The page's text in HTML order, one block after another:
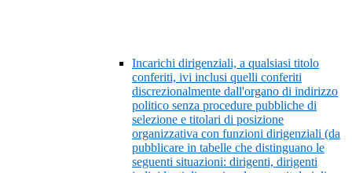
Incarichi dirigenziali, a qualsiasi titolo
conferiti, ivi inclusi quelli conferiti
discrezionalmente dall'organo di indirizzo
politico senza procedure pubbliche di
selezione e titolari di posizione
organizzativa con funzioni dirigenziali (da
pubblicare in tabelle che distinguano le
seguenti situazioni: dirigenti, dirigenti